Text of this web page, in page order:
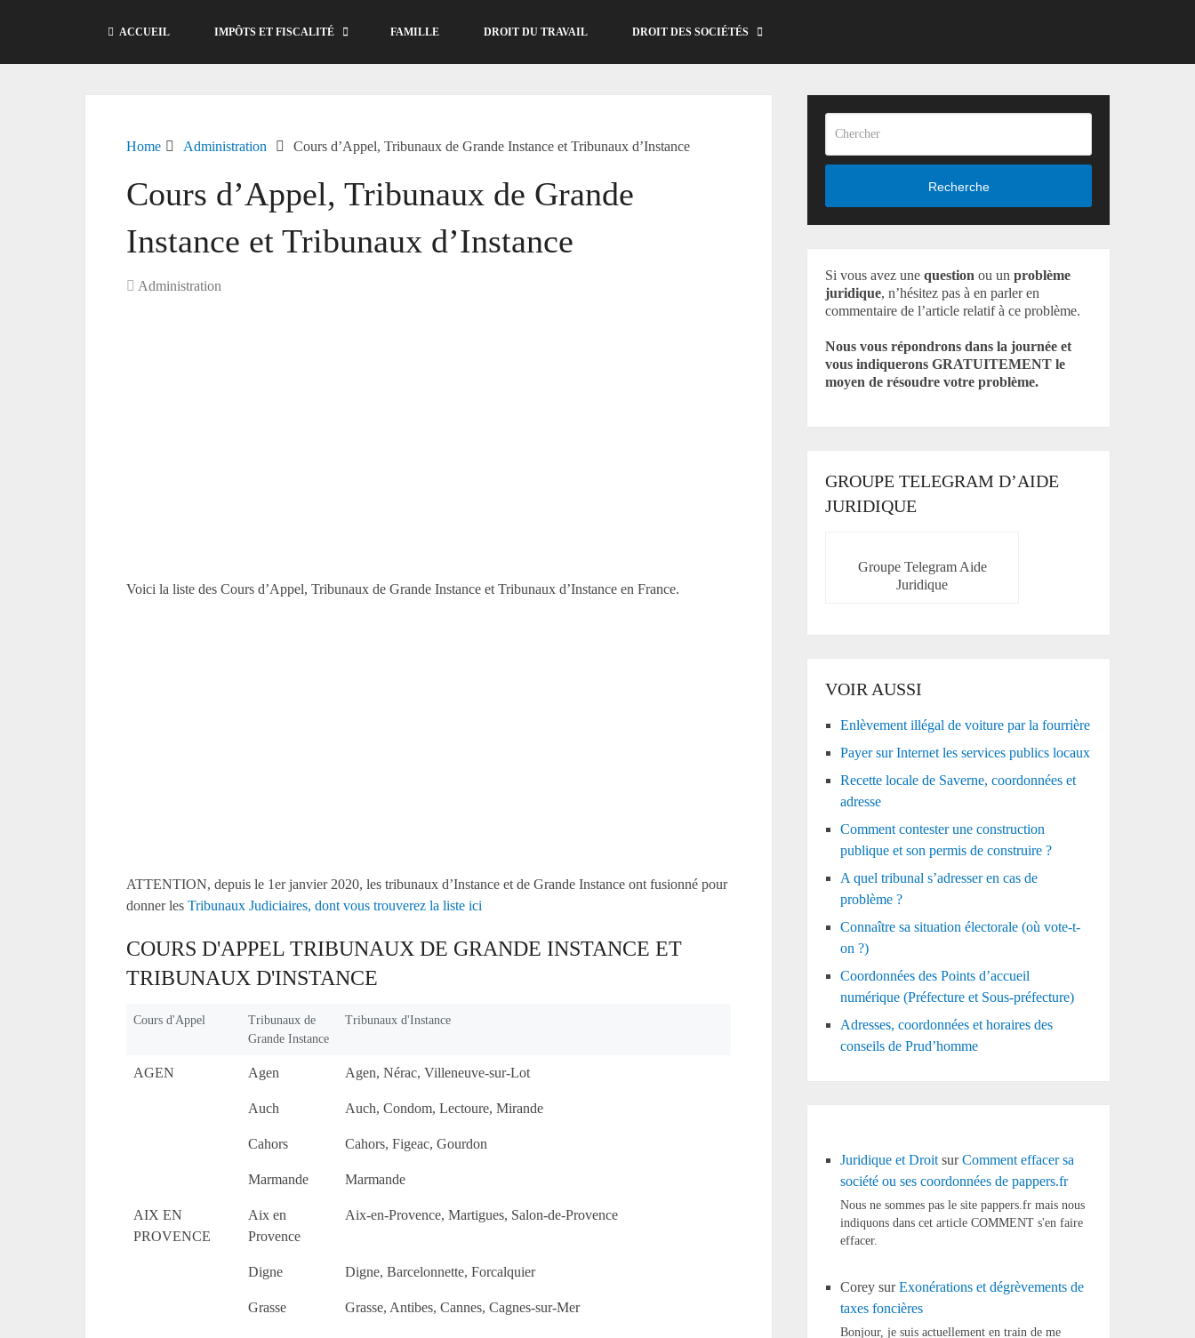
ACCUEIL IMPÔTS ET FISCALITÉ FAMILLE DROIT DU TRAVAIL DROIT DES SOCIÉTÉS
Home Administration Cours d’Appel, Tribunaux de Grande Instance et Tribunaux d’Instance
Cours d’Appel, Tribunaux de Grande
Instance et Tribunaux d’Instance
Administration
Voici la liste des Cours d’Appel, Tribunaux de Grande Instance et Tribunaux d’Instance en France.
ATTENTION, depuis le 1er janvier 2020, les tribunaux d’Instance et de Grande Instance ont fusionné pour
donner les Tribunaux Judiciaires, dont vous trouverez la liste ici
COURS D'APPEL TRIBUNAUX DE GRANDE INSTANCE ET
TRIBUNAUX D'INSTANCE
Cours d'Appel
Tribunaux de
Grande Instance
Tribunaux d'Instance
AGEN Agen Agen, Nérac, Villeneuve-sur-Lot
Auch Auch, Condom, Lectoure, Mirande
Cahors Cahors, Figeac, Gourdon
Marmande Marmande
AIX EN
PROVENCE
Aix en
Provence
Aix-en-Provence, Martigues, Salon-de-Provence
Digne Digne, Barcelonnette, Forcalquier
Grasse Grasse, Antibes, Cannes, Cagnes-sur-Mer
Recherche
Si vous avez unequestion ou unproblème
juridique, n’hésitez pas à en parler en
commentaire de l’article relatif à ce problème.
Nous vous répondrons dans la journée et
vous indiquerons GRATUITEMENT le
moyen de résoudre votre problème.
GROUPE TELEGRAM D’AIDE
JURIDIQUE
Groupe Telegram Aide
Juridique
VOIR AUSSI
Enlèvement illégal de voiture par la fourrière
Payer sur Internet les services publics locaux
Recette locale de Saverne, coordonnées et
adresse
Comment contester une construction
publique et son permis de construire ?
A quel tribunal s’adresser en cas de
problème ?
Connaître sa situation électorale (où vote-t-
on ?)
Coordonnées des Points d’accueil
numérique (Préfecture et Sous-préfecture)
Adresses, coordonnées et horaires des
conseils de Prud’homme
Juridique et Droit surComment effacer sa
société ou ses coordonnées de pappers.fr
Nous ne sommes pas le site pappers.fr mais nous
indiquons dans cet article COMMENT s'en faire
effacer.
Corey surExonérations et dégrèvements de
taxes foncières
Bonjour, je suis actuellement en train de me